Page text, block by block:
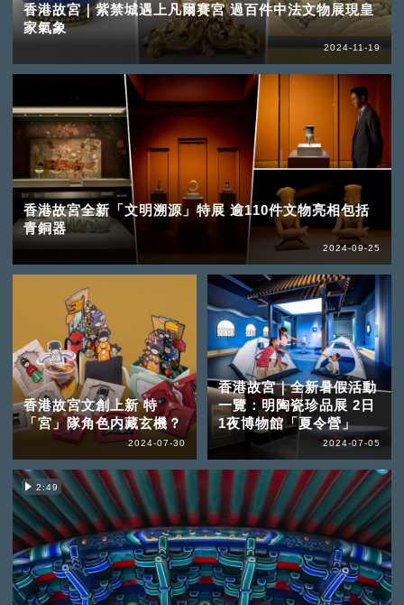
香港故宮｜紫禁城遇上凡爾賽宮 過百件中法文物展現皇
家氣象
2024-11-19
香港故宮全新「文明溯源」特展 逾110件文物亮相包括
青銅器
2024-09-25
香港故宮文創上新 特
「宮」隊角色内藏玄機？
2024-07-30
香港故宮｜全新暑假活動
一覽：明陶瓷珍品展 2日
1夜博物館「夏令營」
2024-07-05
2:49